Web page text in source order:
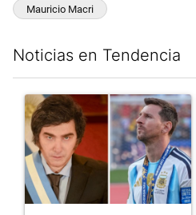
Mauricio Macri
Noticias en Tendencia
Un artículo de tendencia con el